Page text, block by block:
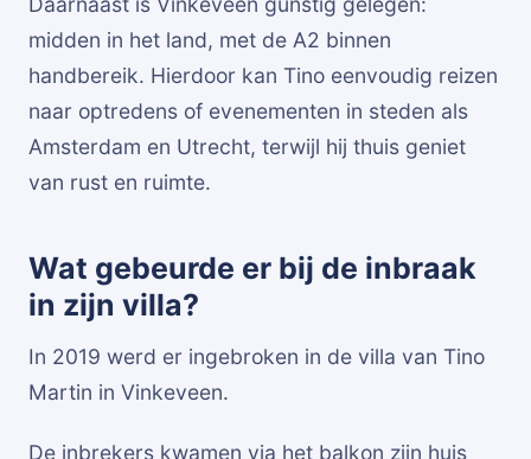
midden in het land, met de A2 binnen
handbereik. Hierdoor kan Tino eenvoudig reizen
naar optredens of evenementen in steden als
Amsterdam en Utrecht, terwijl hij thuis geniet
van rust en ruimte.
Wat gebeurde er bij de inbraak
in zijn villa?
In 2019 werd er ingebroken in de villa van Tino
Martin in Vinkeveen.
De inbrekers kwamen via het balkon zijn huis